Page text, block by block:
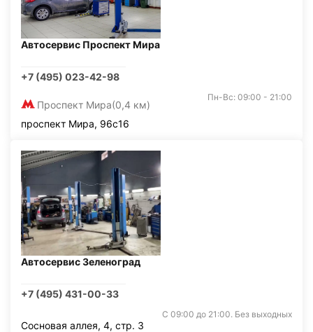
Автосервис Проспект Мира
+7 (495) 023-42-98
Проспект Мира(0,4 км)
Пн-Вс: 09:00 - 21:00
проспект Мира, 96с16
Автосервис Зеленоград
+7 (495) 431-00-33
С 09:00 до 21:00. Без выходных
Сосновая аллея, 4, стр. 3